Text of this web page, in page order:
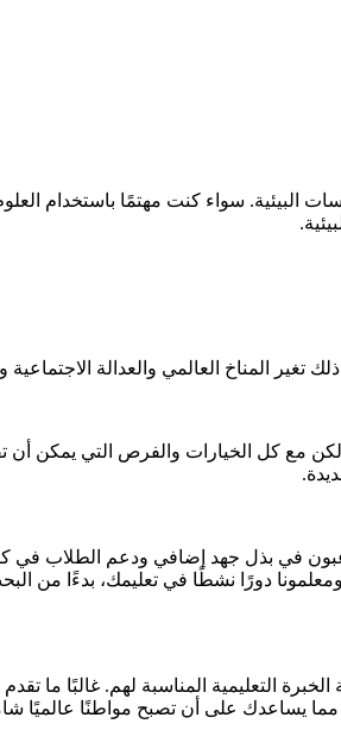
البيئية. سواء كنت مهتمًا باستخدام
المناخ العالمي والعدالة الاجتماعية
مع كل الخيارات والفرص التي يمكن أن
أساتذتنا ومعلمونا دورًا نشطًا في تعليمك،
التعليمية المناسبة لهم. غالبًا ما
مما يساعدك على أن تصبح مواطنًا عالميًا